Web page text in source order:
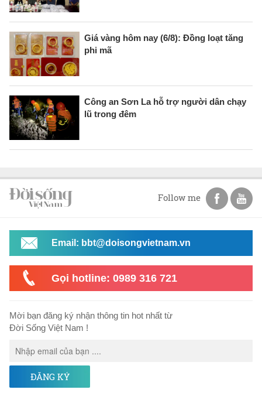
Giá vàng hôm nay (6/8): Đồng loạt tăng
phi mã
Công an Sơn La hỗ trợ người dân chạy
lũ trong đêm
Follow me
Email: bbt@doisongvietnam.vn
Gọi hotline: 0989 316 721
Mời bạn đăng ký nhận thông tin hot nhất từ
Đời Sống Việt Nam !
ĐĂNG KÝ